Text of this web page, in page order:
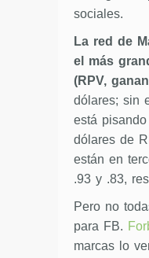
sociales.
La red de
el más
(RPV,
dólares; sin
está
dólares de
están en
.93 y .83,
Pero no
para FB.
marcas lo